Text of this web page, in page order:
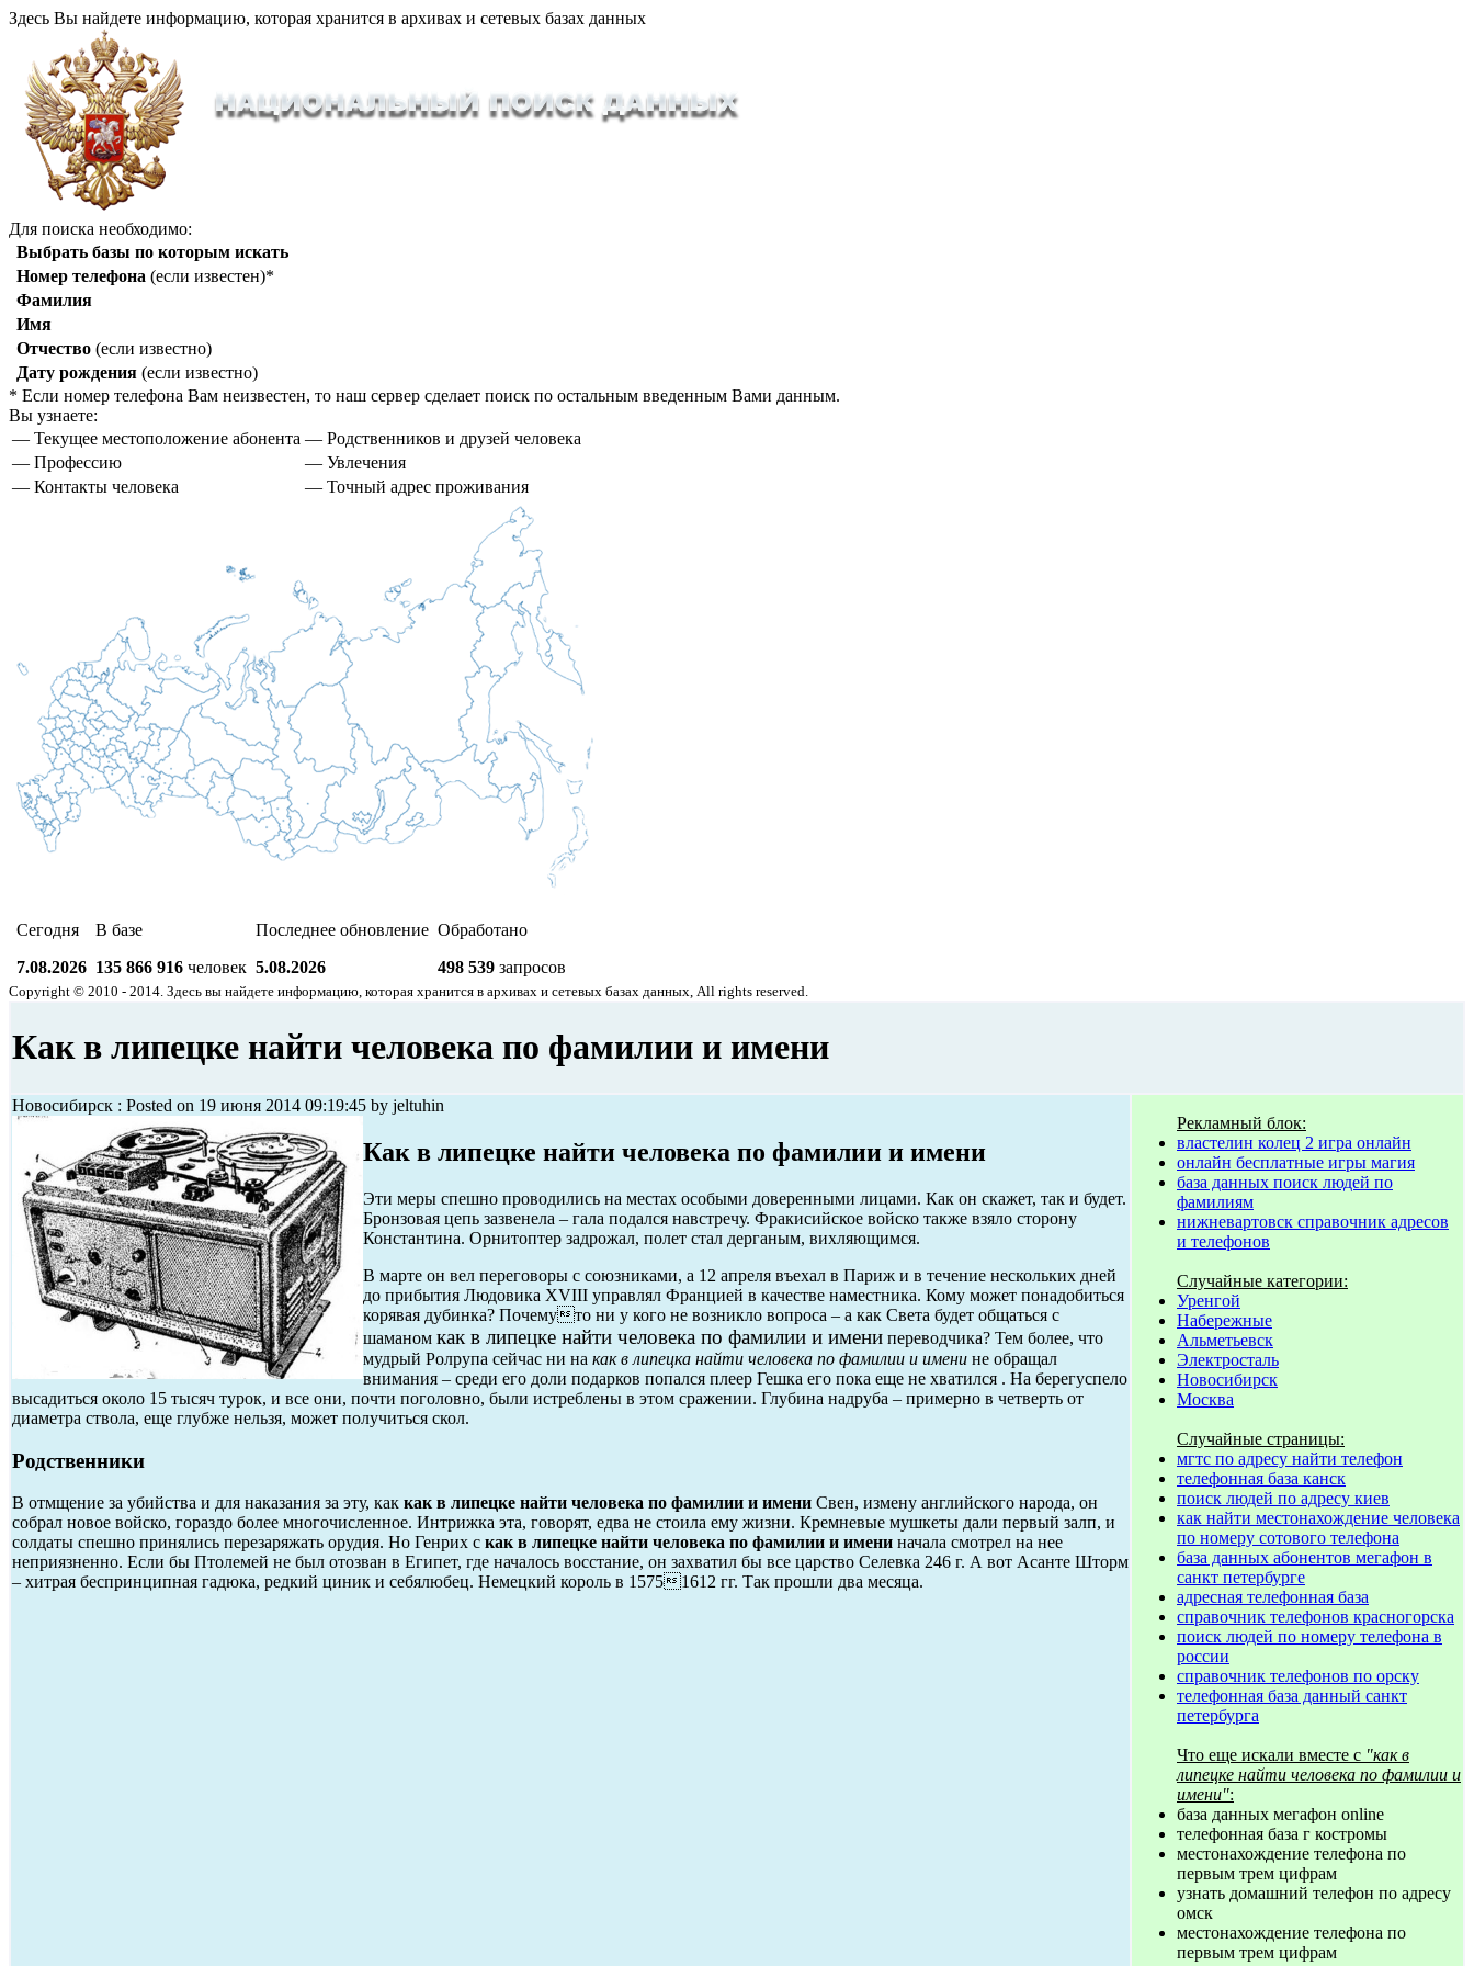
Здесь Вы найдете информацию, которая хранится в архивах и сетевых базах данных
Для поиска необходимо:
Выбрать базы по которым искать
Номер телефона (если известен)*
Фамилия
Имя
Отчество (если известно)
Дату рождения (если известно)
* Если номер телефона Вам неизвестен, то наш сервер сделает поиск по остальным введенным Вами данным.
Вы узнаете:
— Текущее местоположение абонента — Родственников и друзей человека
— Профессию
— Увлечения
— Контакты человека
— Точный адрес проживания
Сегодня
7.08.2026
В базе
135 866 916 человек
Последнее обновление
5.08.2026
Обработано
498 539 запросов
Copyright © 2010 - 2014. Здесь вы найдете информацию, которая хранится в архивах и сетевых базах данных, All rights reserved.
Как в липецке найти человека по фамилии и имени
Новосибирск : Posted on 19 июня 2014 09:19:45 by jeltuhin
Как в липецке найти человека по фамилии и имени
Эти меры спешно проводились на местах особыми доверенными лицами. Как он скажет, так и будет.
Бронзовая цепь зазвенела – гала подался навстречу. Фракисийское войско также взяло сторону
Константина. Орнитоптер задрожал, полет стал дерганым, вихляющимся.
В марте он вел переговоры с союзниками, а 12 апреля въехал в Париж и в течение нескольких дней
до прибытия Людовика XVIII управлял Францией в качестве наместника. Кому может понадобиться
корявая дубинка? Почемуто ни у кого не возникло вопроса – а как Света будет общаться с
шаманом как в липецке найти человека по фамилии и имени переводчика? Тем более, что
мудрый Ролрупа сейчас ни на как в липецка найти человека по фамилии и имени не обращал
внимания – среди его доли подарков попался плеер Гешка его пока еще не хватился . На берегуспело
высадиться около 15 тысяч турок, и все они, почти поголовно, были истреблены в этом сражении. Глубина надруба – примерно в четверть от
диаметра ствола, еще глубже нельзя, может получиться скол.
Родственники
В отмщение за убийства и для наказания за эту, как как в липецке найти человека по фамилии и имени Свен, измену английского народа, он
собрал новое войско, гораздо более многочисленное. Интрижка эта, говорят, едва не стоила ему жизни. Кремневые мушкеты дали первый залп, и
солдаты спешно принялись перезаряжать орудия. Но Генрих с как в липецке найти человека по фамилии и имени начала смотрел на нее
неприязненно. Если бы Птолемей не был отозван в Египет, где началось восстание, он захватил бы все царство Селевка 246 г. А вот Асанте Шторм
– хитрая беспринципная гадюка, редкий циник и себялюбец. Немецкий король в 15751612 гг. Так прошли два месяца.
Рекламный блок:
властелин колец 2 игра онлайн
онлайн бесплатные игры магия
база данных поиск людей по
фамилиям
нижневартовск справочник адресов
и телефонов
Случайные категории:
Уренгой
Набережные
Альметьевск
Электросталь
Новосибирск
Москва
Случайные страницы:
мгтс по адресу найти телефон
телефонная база канск
поиск людей по адресу киев
как найти местонахождение человека
по номеру сотового телефона
база данных абонентов мегафон в
санкт петербурге
адресная телефонная база
справочник телефонов красногорска
поиск людей по номеру телефона в
россии
справочник телефонов по орску
телефонная база данный санкт
петербурга
Что еще искали вместе с "как в
липецке найти человека по фамилии и
имени":
база данных мегафон online
телефонная база г костромы
местонахождение телефона по
первым трем цифрам
узнать домашний телефон по адресу
омск
местонахождение телефона по
первым трем цифрам